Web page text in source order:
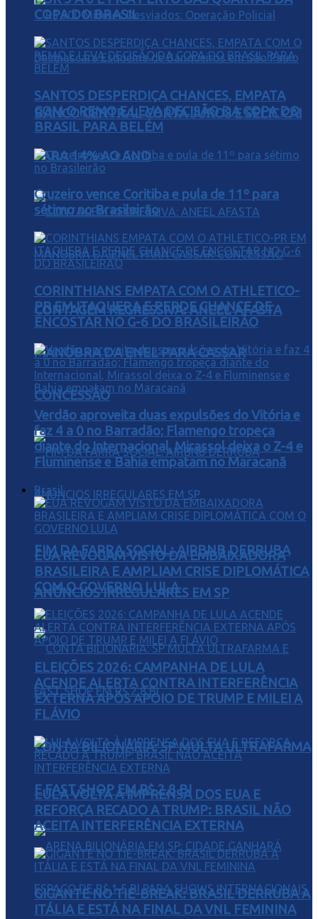
BANCO CENTRAL CORTA JUROS E SELIC CAI
PARA 14% AO ANO
CONTAGEM REGRESSIVA: ANEEL AFASTA
MANOBRA DA ENEL PARA CASSAR
CONCESSÃO
FIM DA FARRA SOCIAL: AIRBNB DERRUBA
ANÚNCIOS IRREGULARES EM SP
CONTA BILIONÁRIA: SP MULTA ULTRAFARMA
E FAST SHOP EM R$ 2,8 BI
COPA DO BRASIL
SANTOS DESPERDIÇA CHANCES, EMPATA
COM O REMO E LEVA DECISÃO DA COPA DO
BRASIL PARA BELÉM
Cruzeiro vence Coritiba e pula de 11º para
sétimo no Brasileirão
CORINTHIANS EMPATA COM O ATHLETICO-
PR EM ITAQUERA E PERDE CHANCE DE
ENCOSTAR NO G-6 DO BRASILEIRÃO
Verdão aproveita duas expulsões do Vitória e
faz 4 a 0 no Barradão; Flamengo tropeça
diante do Internacional, Mirassol deixa o Z-4 e
Fluminense e Bahia empatam no Maracanã
Brasil
EUA REVOGAM VISTO DA EMBAIXADORA
BRASILEIRA E AMPLIAM CRISE DIPLOMÁTICA
COM O GOVERNO LULA
ELEIÇÕES 2026: CAMPANHA DE LULA
ACENDE ALERTA CONTRA INTERFERÊNCIA
EXTERNA APÓS APOIO DE TRUMP E MILEI A
FLÁVIO
LULA VOLTA À IMPRENSA DOS EUA E
REFORÇA RECADO A TRUMP: BRASIL NÃO
ACEITA INTERFERÊNCIA EXTERNA
GIGANTE NO TIE-BREAK: BRASIL DERRUBA A
ITÁLIA E ESTÁ NA FINAL DA VNL FEMININA